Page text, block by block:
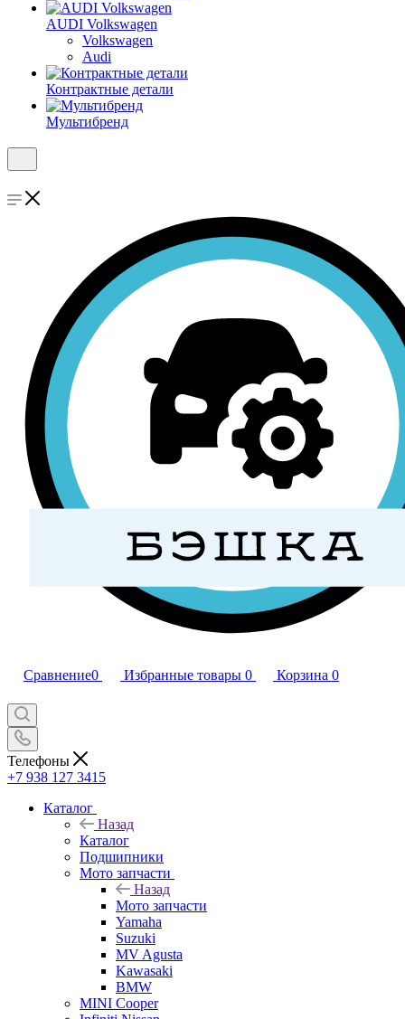
AUDI Volkswagen
Volkswagen
Audi
Контрактные детали
Мультибренд
Сравнение0 Избранные товары 0 Корзина 0
Телефоны
+7 938 127 3415
Каталог
Назад
Каталог
Подшипники
Мото запчасти
Назад
Мото запчасти
Yamaha
Suzuki
MV Agusta
Kawasaki
BMW
MINI Cooper